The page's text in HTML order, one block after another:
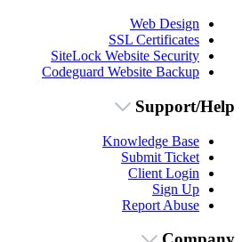
Web Design
SSL Certificates
SiteLock Website Security
Codeguard Website Backup
Support/Help
Knowledge Base
Submit Ticket
Client Login
Sign Up
Report Abuse